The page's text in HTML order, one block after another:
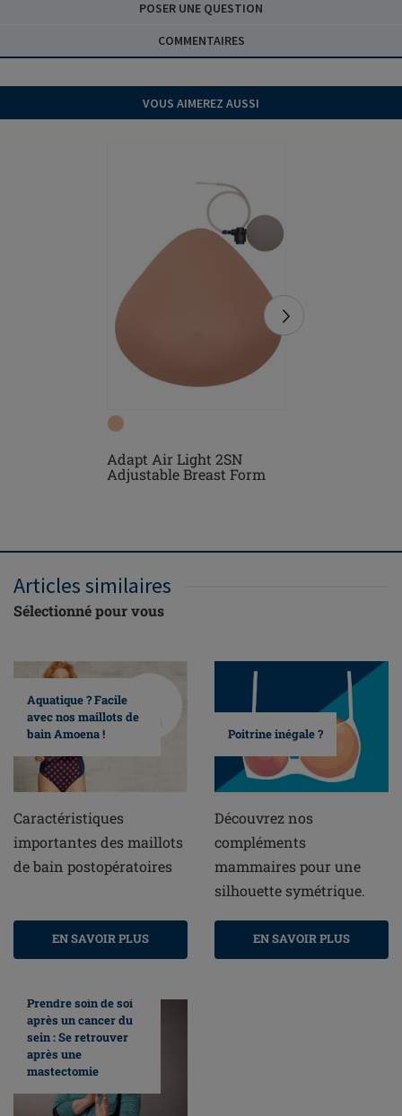
POSER UNE QUESTION
COMMENTAIRES
VOUS AIMEREZ AUSSI
Adapt Air Light 2SN
Adjustable Breast Form
Articles similaires
Sélectionné pour vous
Aquatique ? Facile
avec nos maillots de
bain Amoena !
Caractéristiques
importantes des maillots
de bain postopératoires
EN SAVOIR PLUS
Poitrine inégale ?
Découvrez nos
compléments
mammaires pour une
silhouette symétrique.
EN SAVOIR PLUS
Prendre soin de soi
après un cancer du
sein : Se retrouver
après une
mastectomie